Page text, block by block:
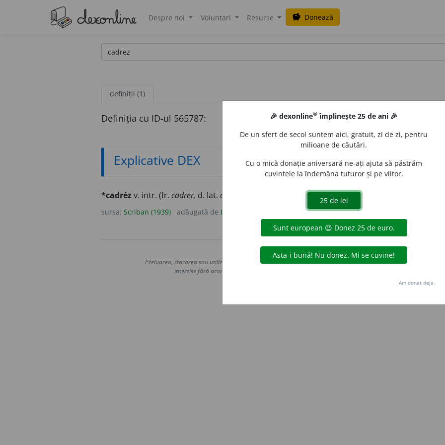
Despre noi Voluntari Resurse savings Donează
definiții (1)
Definiția cu ID-ul 565787:
Explicative DEX
*cadrézv. intr. (fr. cadrer, d. lat. quadrare. ). Mă potrivesc, concord: vorbele să
sursa: Scriban (1939) adăugată de LauraGellner
Copyright © 2004-2026 dexonline (https://dexonline.ro)
Preluarea, stocarea sau utilizarea datelor de pe acest site, inclusiv prin orice metode de extragere automată
interzise fără acordul nostru prealabil scris, cu excepția seturilor de date oferite oficial spre utilizare
Hosterion
🎉 dexonline® împlinește 25 de ani 🎉
De un sfert de secol suntem aici, gratuit, zi de zi, pentru
milioane de căutări.
Cu o mică donație aniversară ne-ați ajuta să păstrăm
cuvintele la îndemâna tuturor și pe viitor.
Am donat deja.